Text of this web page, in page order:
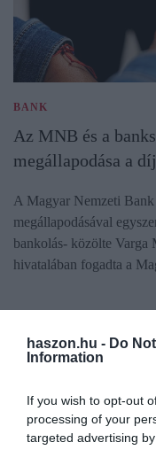
haszon.hu - Do
Information
If you wish to opt-out
processing of your
targeted advertising
BANK
Az MNB és a
megállapodása a
A Magyar Nemzeti
megállapodásával
bankolás- közölte
hivatalában fogadta a